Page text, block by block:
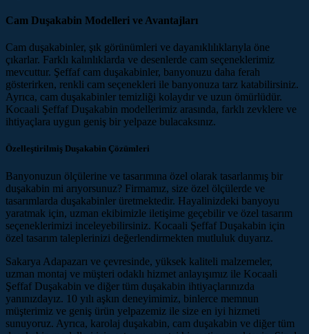
Cam Duşakabin Modelleri ve Avantajları
Cam duşakabinler, şık görünümleri ve dayanıklılıklarıyla öne
çıkarlar. Farklı kalınlıklarda ve desenlerde cam seçeneklerimiz
mevcuttur. Şeffaf cam duşakabinler, banyonuzu daha ferah
gösterirken, renkli cam seçenekleri ile banyonuza tarz katabilirsiniz.
Ayrıca, cam duşakabinler temizliği kolaydır ve uzun ömürlüdür.
Kocaali Şeffaf Duşakabin modellerimiz arasında, farklı zevklere ve
ihtiyaçlara uygun geniş bir yelpaze bulacaksınız.
Özelleştirilmiş Duşakabin Çözümleri
Banyonuzun ölçülerine ve tasarımına özel olarak tasarlanmış bir
duşakabin mi arıyorsunuz? Firmamız, size özel ölçülerde ve
tasarımlarda duşakabinler üretmektedir. Hayalinizdeki banyoyu
yaratmak için, uzman ekibimizle iletişime geçebilir ve özel tasarım
seçeneklerimizi inceleyebilirsiniz. Kocaali Şeffaf Duşakabin için
özel tasarım taleplerinizi değerlendirmekten mutluluk duyarız.
Sakarya Adapazarı ve çevresinde, yüksek kaliteli malzemeler,
uzman montaj ve müşteri odaklı hizmet anlayışımız ile Kocaali
Şeffaf Duşakabin ve diğer tüm duşakabin ihtiyaçlarınızda
yanınızdayız. 10 yılı aşkın deneyimimiz, binlerce memnun
müşterimiz ve geniş ürün yelpazemiz ile size en iyi hizmeti
sunuyoruz. Ayrıca, karolaj duşakabin, cam duşakabin ve diğer tüm